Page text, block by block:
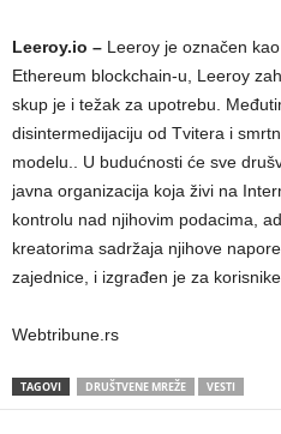
Leeroy.io – Leeroy je označen
Ethereum blockchain-u, Leeroy
skup je i težak za upotrebu.
disintermedijaciju od Tvitera i
modelu.. U budućnosti će sve
javna organizacija koja živi na
kontrolu nad njihovim podacima,
kreatorima sadržaja njihove
zajednice, i izgrađen je za
Webtribune.rs
TAGOVI DRUŠTVENE MREŽE VESTI